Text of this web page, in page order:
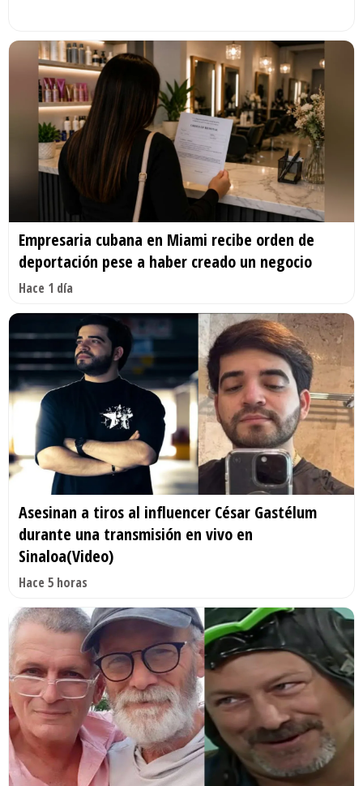
Empresaria cubana en Miami recibe orden de
deportación pese a haber creado un negocio
Hace 1 día
Asesinan a tiros al influencer César Gastélum
durante una transmisión en vivo en
Sinaloa(Video)
Hace 5 horas